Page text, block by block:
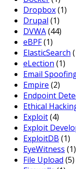
Dropbox(1)
Drupal (1)
DVWA(44)
eBPF(1)
ElasticSearch
eLection (1)
Email
Empire (2)
Endpoint
Ethical
Exploit(4)
Exploit
ExploitDB (1)
EyeWitness (1)
File Upload (5)